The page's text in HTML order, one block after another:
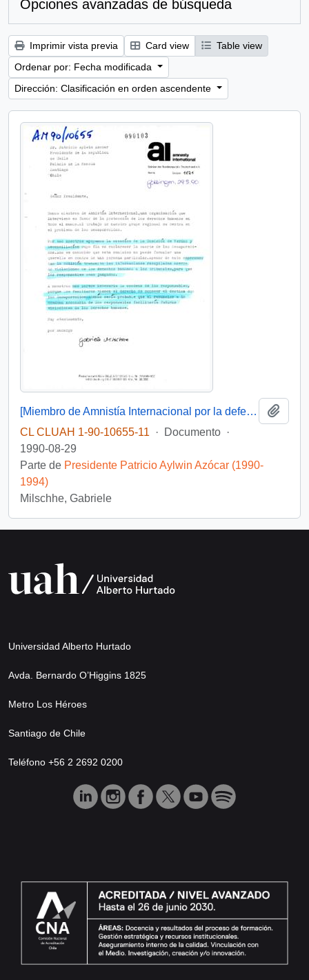
Opciones avanzadas de búsqueda
Imprimir vista previa Card view
Table view
Ordenar por: Fecha modificada
Dirección: Clasificación en orden ascendente
[Miembro de Amnistía Internacional por la defensa de los detenidos desaparecidos en Chile felicita por la creación de la Comisión de de Verdad y Reconciliación]
CL CLUAH 1-90-10655-11
· Documento ·
1990-08-29
Parte de Presidente Patricio Aylwin Azócar (1990-
1994)
Milschhe, Gabriele
Universidad Alberto Hurtado
Avda. Bernardo O’Higgins 1825
Metro Los Héroes
Santiago de Chile
Teléfono +56 2 2692 0200